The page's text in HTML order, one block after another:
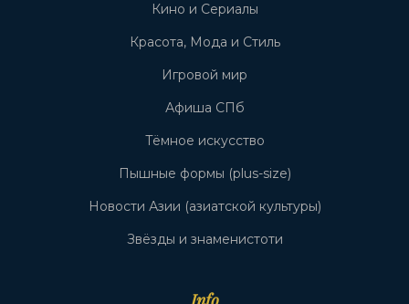
Кино и Сериалы
Красота, Мода и Стиль
Игровой мир
Афиша СПб
Тёмное искусство
Пышные формы (plus-size)
Новости Азии (азиатской культуры)
Звёзды и знаменистоти